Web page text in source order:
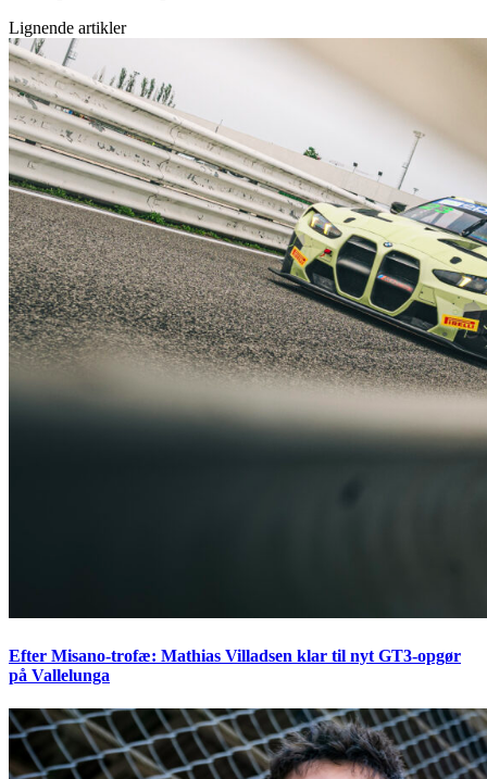
Lignende artikler
Efter Misano-trofæ: Mathias Villadsen klar til nyt GT3-opgør
på Vallelunga